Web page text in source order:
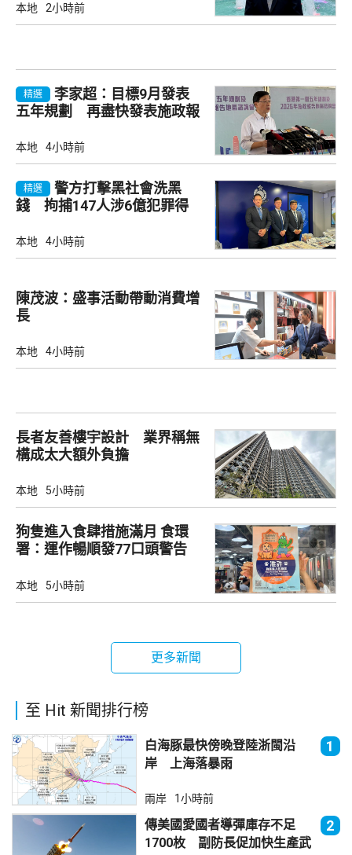
本地 2小時前
精選
李家超：目標9月發表
五年規劃 再盡快發表施政報
本地 4小時前
精選
警方打擊黑社會洗黑
錢 拘捕147人涉6億犯罪得
本地 4小時前
陳茂波：盛事活動帶動消費增
長
本地 4小時前
長者友善樓宇設計 業界稱無
構成太大額外負擔
本地 5小時前
狗隻進入食肆措施滿月 食環
署：運作暢順發77口頭警告
本地 5小時前
更多新聞
至 Hit 新聞排行榜
白海豚最快傍晚登陸浙閩沿
岸 上海落暴雨
1
兩岸 1小時前
傳美國愛國者導彈庫存不足
1700枚 副防長促加快生產武
2